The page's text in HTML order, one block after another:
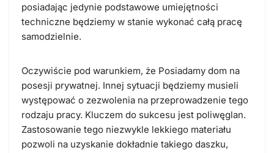
posiadając jedynie podstawowe umiejętności
techniczne będziemy w stanie wykonać całą pracę
samodzielnie.
Oczywiście pod warunkiem, że Posiadamy dom na
posesji prywatnej. Innej sytuacji będziemy musieli
występować o zezwolenia na przeprowadzenie tego
rodzaju pracy. Kluczem do sukcesu jest poliwęglan.
Zastosowanie tego niezwykle lekkiego materiału
pozwoli na uzyskanie dokładnie takiego daszku,